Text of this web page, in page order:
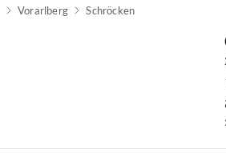
Vorarlberg Schröcken